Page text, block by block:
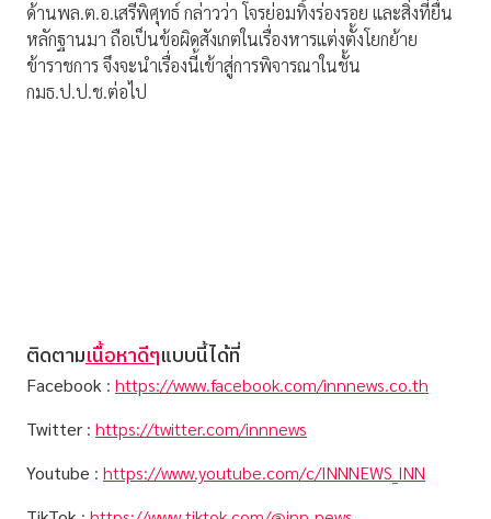
ด้านพล.ต.อ.เสรีพิศุทธ์ กล่าวว่า โจรย่อมทิ้งร่องรอย และสิ่งที่ยื่น
หลักฐานมา ถือเป็นข้อผิดสังเกตในเรื่องหารแต่งตั้งโยกย้าย
ข้าราชการ จึงจะนำเรื่องนี้เข้าสู่การพิจารณาในชั้น
กมธ.ป.ป.ช.ต่อไป
ติดตามเนื้อหาดีๆแบบนี้ได้ที่
Facebook : https://www.facebook.com/innnews.co.th
Twitter : https://twitter.com/innnews
Youtube : https://www.youtube.com/c/INNNEWS_INN